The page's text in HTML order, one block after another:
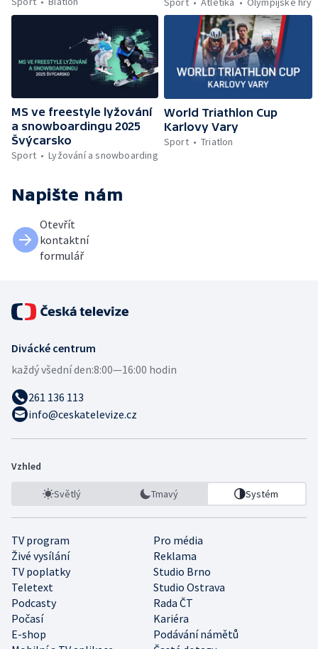
MS ve freestyle lyžování
a snowboardingu 2025
Švýcarsko
Sport
Lyžování a snowboarding
World Triathlon Cup
Karlovy Vary
Sport
Triatlon
Napište nám
Otevřít
kontaktní
formulář
Divácké centrum
každý všední den:8:00—16:00 hodin
261 136 113
info@ceskatelevize.cz
Vzhled
Světlý Tmavý Systém
TV program
Pro média
Živé vysílání
Reklama
TV poplatky
Studio Brno
Teletext
Studio Ostrava
Podcasty
Rada ČT
Počasí
Kariéra
E-shop
Podávání námětů